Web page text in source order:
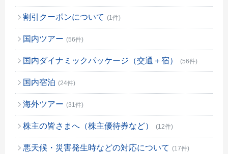
割引クーポンについて (1件)
国内ツアー (56件)
国内ダイナミックパッケージ（交通＋宿） (56件)
国内宿泊 (24件)
海外ツアー (31件)
株主の皆さまへ（株主優待券など） (12件)
悪天候・災害発生時などの対応について (17件)